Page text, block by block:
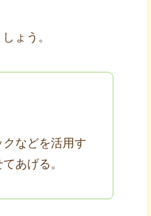
ょう。
などを活用す
あげる。